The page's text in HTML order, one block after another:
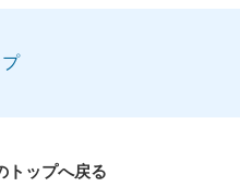
トップへ戻る